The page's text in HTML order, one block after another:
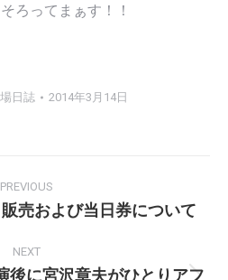
ろってまぁす！！
日誌 2014年3月14日
PREVIOUS
Previous
売および当日券について
NEXT
後に宮沢章夫がひとりアフ